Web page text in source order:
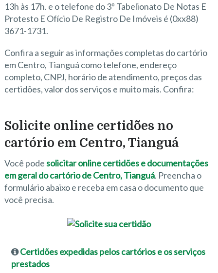
13h às 17h. e o telefone do 3º Tabelionato De Notas E
Protesto E Ofício De Registro De Imóveis é (0xx88)
3671-1731.
Confira a seguir as informações completas do cartório
em Centro, Tianguá como telefone, endereço
completo, CNPJ, horário de atendimento, preços das
certidões, valor dos serviços e muito mais. Confira:
Solicite online certidões no
cartório em Centro, Tianguá
Você podesolicitar online certidões e documentações
em geral do cartório de Centro, Tianguá. Preencha o
formulário abaixo e receba em casa o documento que
você precisa.
Certidões expedidas pelos cartórios e os serviços
prestados